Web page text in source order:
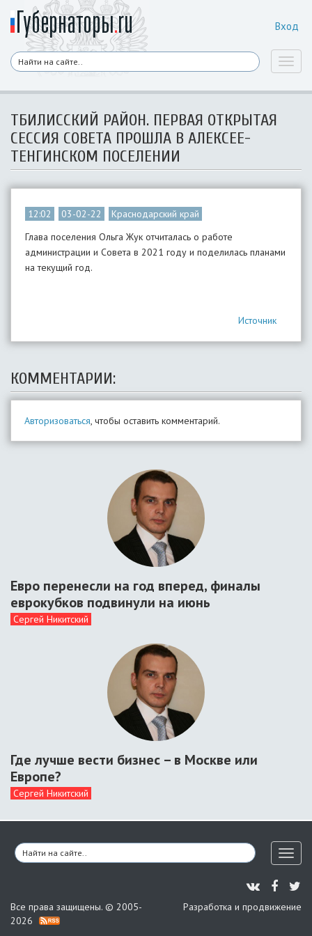
Вход
ТБИЛИССКИЙ РАЙОН. ПЕРВАЯ ОТКРЫТАЯ
СЕССИЯ СОВЕТА ПРОШЛА В АЛЕКСЕЕ-
ТЕНГИНСКОМ ПОСЕЛЕНИИ
12:02 03-02-22
Краснодарский край
Глава поселения Ольга Жук отчиталась о работе
администрации и Совета в 2021 году и поделилась планами
на текущий год.
Источник
КОММЕНТАРИИ:
Авторизоваться, чтобы оставить комментарий.
Евро перенесли на год вперед, финалы
еврокубков подвинули на июнь
Сергей Никитский
Где лучше вести бизнес – в Москве или
Европе?
Сергей Никитский
Все права защищены. © 2005-
2026
Разработка и продвижение